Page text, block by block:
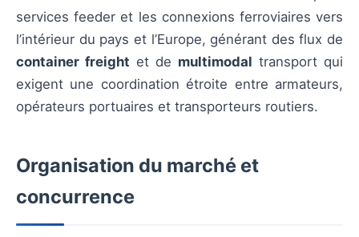
services feeder et les connexions ferroviaires vers
l’intérieur du pays et l’Europe, générant des flux de
container freight et de multimodal transport qui
exigent une coordination étroite entre armateurs,
opérateurs portuaires et transporteurs routiers.
Organisation du marché et
concurrence